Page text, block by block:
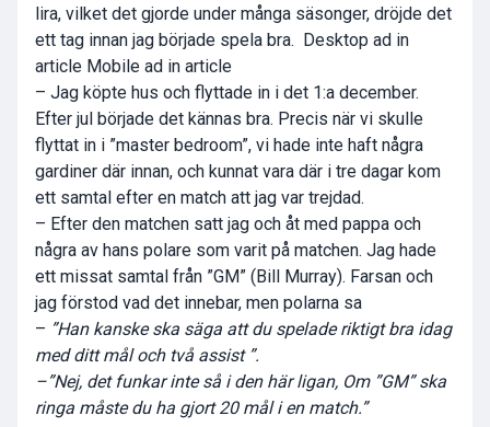
lira, vilket det gjorde under många säsonger, dröjde det
ett tag innan jag började spela bra. Desktop ad in
article Mobile ad in article
– Jag köpte hus och flyttade in i det 1:a december.
Efter jul började det kännas bra. Precis när vi skulle
flyttat in i ”master bedroom”, vi hade inte haft några
gardiner där innan, och kunnat vara där i tre dagar kom
ett samtal efter en match att jag var trejdad.
– Efter den matchen satt jag och åt med pappa och
några av hans polare som varit på matchen. Jag hade
ett missat samtal från ”GM” (Bill Murray). Farsan och
jag förstod vad det innebar, men polarna sa
– ”Han kanske ska säga att du spelade riktigt bra idag
med ditt mål och två assist ”.
–”Nej, det funkar inte så i den här ligan, Om ”GM” ska
ringa måste du ha gjort 20 mål i en match.”